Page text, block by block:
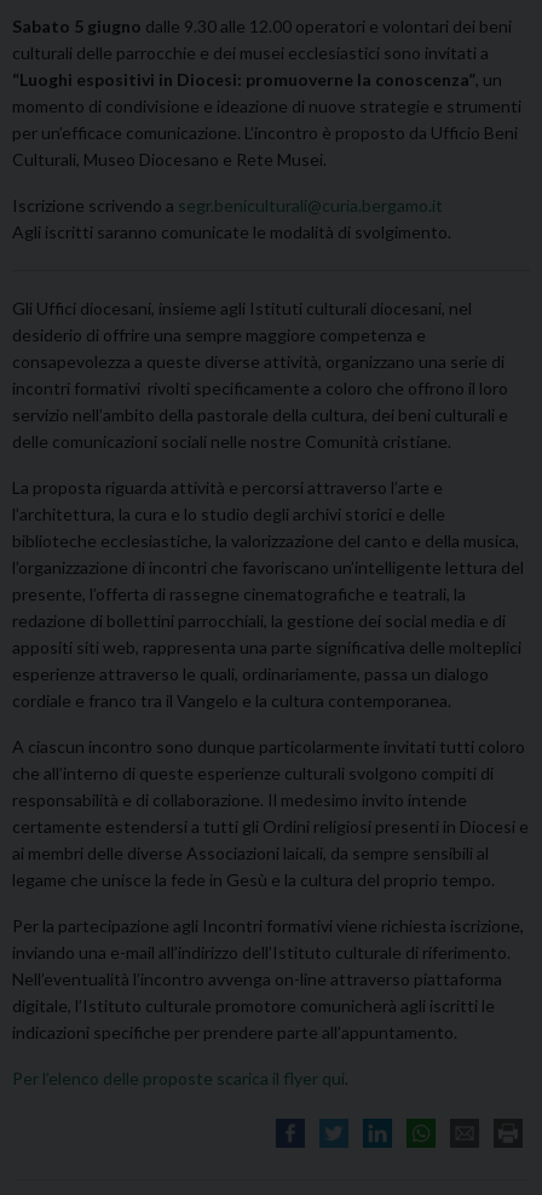
Sabato 5 giugno dalle 9.30 alle 12.00 operatori e volontari dei beni
culturali delle parrocchie e dei musei ecclesiastici sono invitati a
“Luoghi espositivi in Diocesi: promuoverne la conoscenza” , un
momento di condivisione e ideazione di nuove strategie e strumenti
per un’efficace comunicazione. L’incontro è proposto da Ufficio Beni
Culturali, Museo Diocesano e Rete Musei.
Iscrizione scrivendo a segr.beniculturali@curia.bergamo.it
Agli iscritti saranno comunicate le modalità di svolgimento.
Gli Uffici diocesani, insieme agli Istituti culturali diocesani, nel
desiderio di offrire una sempre maggiore competenza e
consapevolezza a queste diverse attività, organizzano una serie di
incontri formativi rivolti specificamente a coloro che offrono il loro
servizio nell’ambito della pastorale della cultura, dei beni culturali e
delle comunicazioni sociali nelle nostre Comunità cristiane.
La proposta riguarda attività e percorsi attraverso l’arte e
l’architettura, la cura e lo studio degli archivi storici e delle
biblioteche ecclesiastiche, la valorizzazione del canto e della musica,
l’organizzazione di incontri che favoriscano un’intelligente lettura del
presente, l’offerta di rassegne cinematografiche e teatrali, la
redazione di bollettini parrocchiali, la gestione dei social media e di
appositi siti web, rappresenta una parte significativa delle molteplici
esperienze attraverso le quali, ordinariamente, passa un dialogo
cordiale e franco tra il Vangelo e la cultura contemporanea.
A ciascun incontro sono dunque particolarmente invitati tutti coloro
che all’interno di queste esperienze culturali svolgono compiti di
responsabilità e di collaborazione. Il medesimo invito intende
certamente estendersi a tutti gli Ordini religiosi presenti in Diocesi e
ai membri delle diverse Associazioni laicali, da sempre sensibili al
legame che unisce la fede in Gesù e la cultura del proprio tempo.
Per la partecipazione agli Incontri formativi viene richiesta iscrizione,
inviando una e-mail all’indirizzo dell’Istituto culturale di riferimento.
Nell’eventualità l’incontro avvenga on-line attraverso piattaforma
digitale, l’Istituto culturale promotore comunicherà agli iscritti le
indicazioni specifiche per prendere parte all’appuntamento.
Per l’elenco delle proposte scarica il flyer qui.